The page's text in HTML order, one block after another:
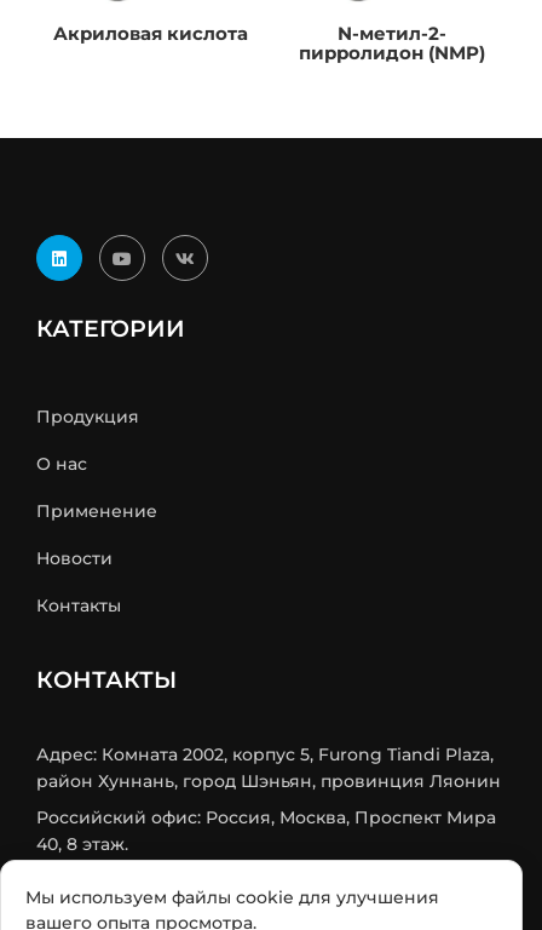
Акриловая кислота
N-метил-2-
пирролидон (NMP)
КАТЕГОРИИ
Продукция
О нас
Применение
Новости
Контакты
КОНТАКТЫ
Адрес: Комната 2002, корпус 5, Furong Tiandi Plaza,
район Хуннань, город Шэньян, провинция Ляонин
Российский офис: Россия, Москва, Проспект Мира
40, 8 этаж.
Телефон: +86-24-31566438
Мы используем файлы cookie для улучшения
вашего опыта просмотра.